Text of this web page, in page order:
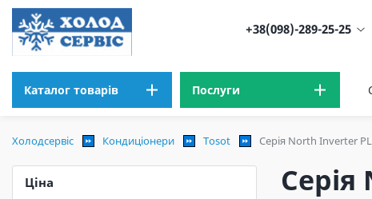
+38(098)-289-25-25
Каталог товарів Послуги
Холодсервіс Кондиціонери Tosot Серія North Inverter
Ціна Серія